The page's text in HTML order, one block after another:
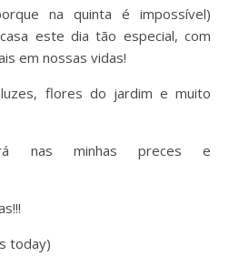
na quinta é impossível)
este dia tão especial, com
em nossas vidas!
flores do jardim e muito
nas minhas preces e
today)